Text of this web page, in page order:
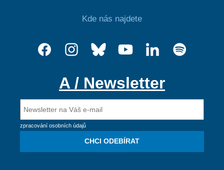
Kde nás najdete
A / Newsletter
zpracování osobních údajů
CHCI ODEBÍRAT